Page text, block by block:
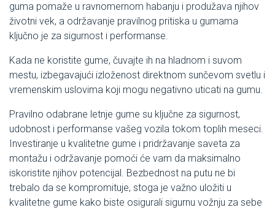
guma pomaže u ravnomernom habanju i produžava njihov
životni vek, a održavanje pravilnog pritiska u gumama
ključno je za sigurnost i performanse.
Kada ne koristite gume, čuvajte ih na hladnom i suvom
mestu, izbegavajući izloženost direktnom sunčevom svetlu i
vremenskim uslovima koji mogu negativno uticati na gumu.
Pravilno odabrane letnje gume su ključne za sigurnost,
udobnost i performanse vašeg vozila tokom toplih meseci.
Investiranje u kvalitetne gume i pridržavanje saveta za
montažu i održavanje pomoći će vam da maksimalno
iskoristite njihov potencijal. Bezbednost na putu ne bi
trebalo da se kompromituje, stoga je važno uložiti u
kvalitetne gume kako biste osigurali sigurnu vožnju za sebe